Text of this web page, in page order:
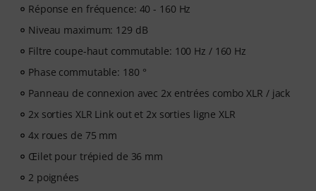
Réponse en fréquence: 40 - 160 Hz
Niveau maximum: 129 dB
Filtre coupe-haut commutable: 100 Hz / 160 Hz
Phase commutable: 180 °
Panneau de connexion avec 2x entrées combo XLR / jack
2x sorties XLR Link out et 2x sorties ligne XLR
4x roues de 75 mm
Œilet pour trépied de 36 mm
2 poignées